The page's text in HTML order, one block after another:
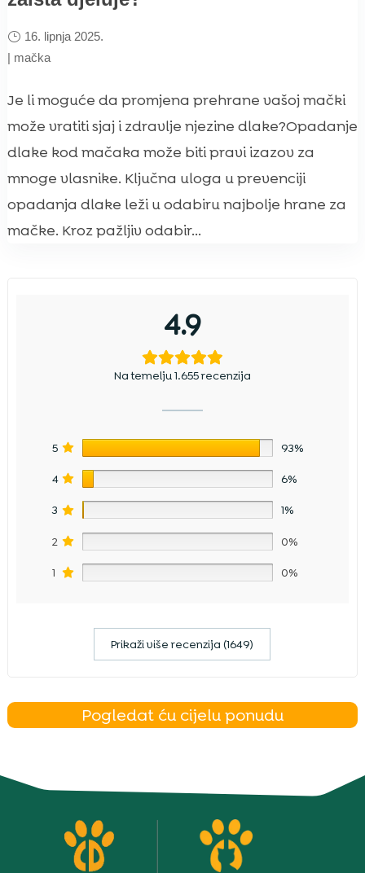
16. lipnja 2025.
| mačka
Je li moguće da promjena prehrane vašoj mački
može vratiti sjaj i zdravlje njezine dlake?Opadanje
dlake kod mačaka može biti pravi izazov za
mnoge vlasnike. Ključna uloga u prevenciji
opadanja dlake leži u odabiru najbolje hrane za
mačke. Kroz pažljiv odabir...
4.9
Na temelju 1.655 recenzija
5 93%
4 6%
3 1%
2 0%
1 0%
Prikaži više recenzija (1649)
Pogledat ću cijelu ponudu